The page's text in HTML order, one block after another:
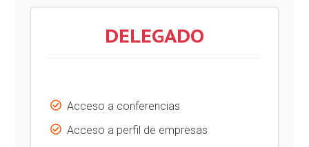
DELEGADO
Acceso a conferencias
Acceso a perfil de empresas